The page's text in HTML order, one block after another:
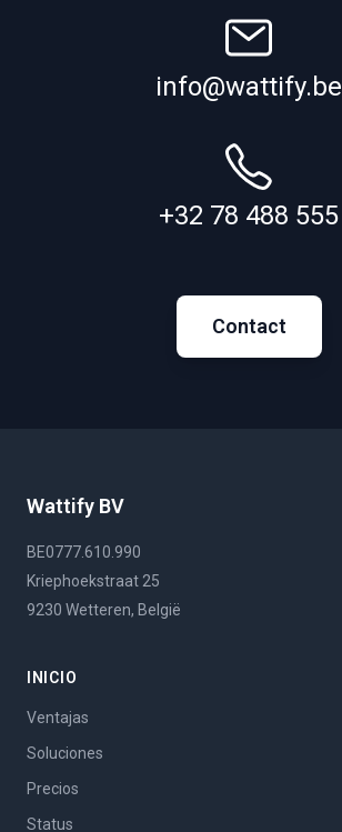
info@wattify.be
+32 78 488 555
Contact
Wattify BV
BE0777.610.990
Kriephoekstraat 25
9230 Wetteren, België
INICIO
Ventajas
Soluciones
Precios
Status